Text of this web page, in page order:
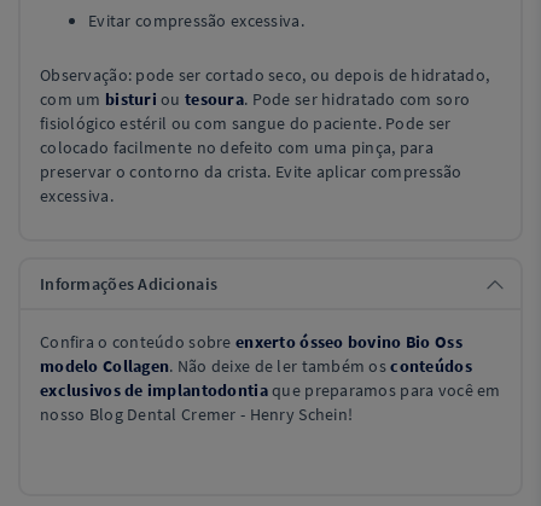
Evitar compressão excessiva.
Observação: pode ser cortado seco, ou depois de hidratado,
com um bisturi outesoura. Pode ser hidratado com soro
fisiológico estéril ou com sangue do paciente. Pode ser
colocado facilmente no defeito com uma pinça, para
preservar o contorno da crista. Evite aplicar compressão
excessiva.
Informações Adicionais
Confira o conteúdo sobre enxerto ósseo bovino Bio Oss
modelo Collagen. Não deixe de ler também osconteúdos
exclusivos de implantodontiaque preparamos para você em
nosso Blog Dental Cremer - Henry Schein!